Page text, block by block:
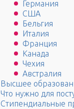
Германия
США
Бельгия
Италия
Франция
Канада
Чехия
Австралия
Высшее
Что нужно для
Стипендиальные